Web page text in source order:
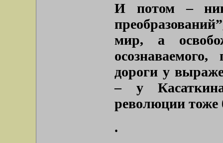
И потом –
мир, а
дороги у
– у
революции тоже
.